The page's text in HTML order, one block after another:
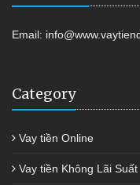
Email:
Category
Vay tiền Online
Vay tiền Không Lãi Suất